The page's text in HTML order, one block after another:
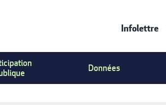
Menu
Infolettre
Données